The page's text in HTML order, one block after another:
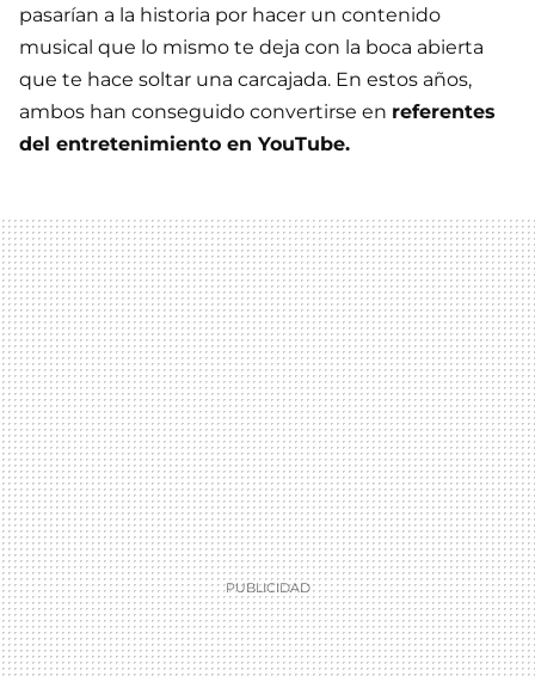
pasarían a la historia por hacer un contenido
musical que lo mismo te deja con la boca abierta
que te hace soltar una carcajada. En estos años,
ambos han conseguido convertirse en referentes
del entretenimiento en YouTube.